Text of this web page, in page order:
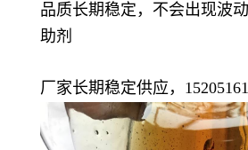
品质长期稳定，不会出现波
助剂
厂家长期稳定供应，